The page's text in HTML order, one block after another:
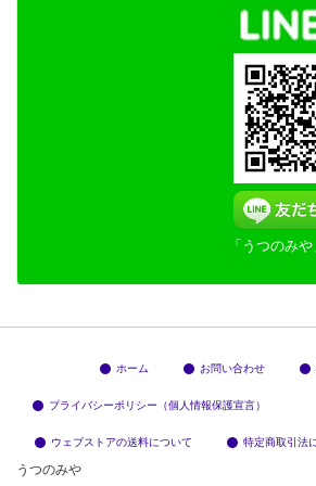
「うつのみ
ホーム お問い合わせ
プライバシーポリシー（個人情報保護宣言）
ウェブストアの送料について 特定商取引法
うつのみや